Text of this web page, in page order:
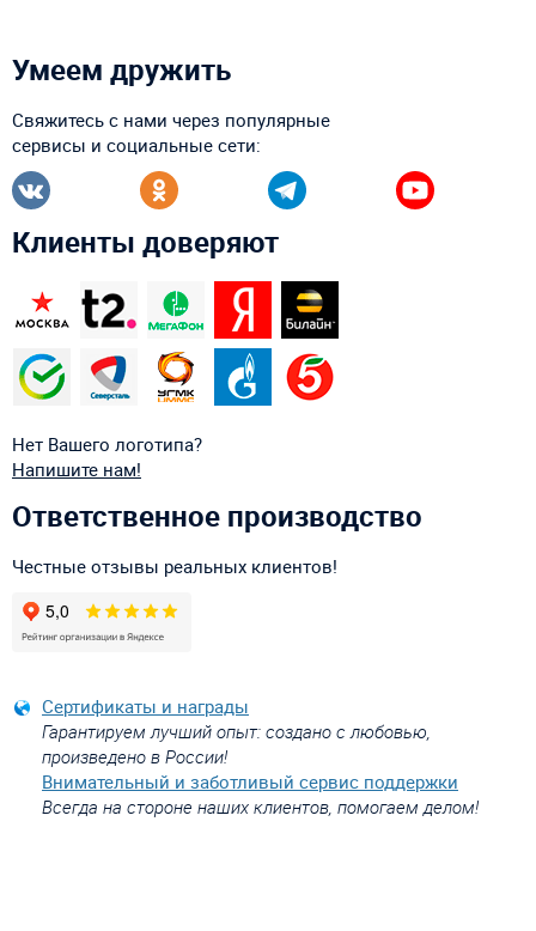
Умеем дружить
Свяжитесь с нами через популярные
сервисы и социальные сети:
Клиенты доверяют
Нет Вашего логотипа?
Напишите нам!
Ответственное производство
Честные отзывы реальных клиентов!
Сертификаты и награды
Гарантируем лучший опыт: создано с любовью,
произведено в России!
Внимательный и заботливый сервис поддержки
Всегда на стороне наших клиентов, помогаем делом!